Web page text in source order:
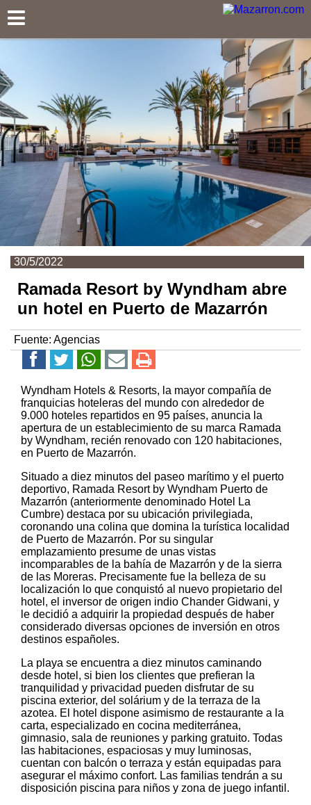
30/5/2022
Ramada Resort by Wyndham abre
un hotel en Puerto de Mazarrón
Fuente: Agencias
Wyndham Hotels & Resorts, la mayor compañía de
franquicias hoteleras del mundo con alrededor de
9.000 hoteles repartidos en 95 países, anuncia la
apertura de un establecimiento de su marca Ramada
by Wyndham, recién renovado con 120 habitaciones,
en Puerto de Mazarrón.
Situado a diez minutos del paseo marítimo y el puerto
deportivo, Ramada Resort by Wyndham Puerto de
Mazarrón (anteriormente denominado Hotel La
Cumbre) destaca por su ubicación privilegiada,
coronando una colina que domina la turística localidad
de Puerto de Mazarrón. Por su singular
emplazamiento presume de unas vistas
incomparables de la bahía de Mazarrón y de la sierra
de las Moreras. Precisamente fue la belleza de su
localización lo que conquistó al nuevo propietario del
hotel, el inversor de origen indio Chander Gidwani, y
le decidió a adquirir la propiedad después de haber
considerado diversas opciones de inversión en otros
destinos españoles.
La playa se encuentra a diez minutos caminando
desde hotel, si bien los clientes que prefieran la
tranquilidad y privacidad pueden disfrutar de su
piscina exterior, del solárium y de la terraza de la
azotea. El hotel dispone asimismo de restaurante a la
carta, especializado en cocina mediterránea,
gimnasio, sala de reuniones y parking gratuito. Todas
las habitaciones, espaciosas y muy luminosas,
cuentan con balcón o terraza y están equipadas para
asegurar el máximo confort. Las familias tendrán a su
disposición piscina para niños y zona de juego infantil.